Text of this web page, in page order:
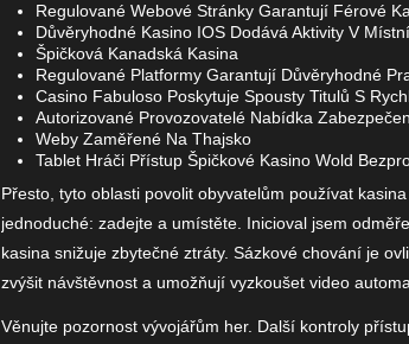
Regulované Webové Stránky Garantují Férové
Důvěryhodné Kasino IOS Dodává Aktivity V
Špičková Kanadská Kasina
Regulované Platformy Garantují Důvěryhodné
Casino Fabuloso Poskytuje Spousty Titulů S
Autorizované Provozovatelé Nabídka
Weby Zaměřené Na Thajsko
Tablet Hráči Přístup Špičkové Kasino Wold
Přesto, tyto oblasti povolit obyvatelům používat
jednoduché: zadejte a umístěte. Inicioval jsem
kasina snižuje zbytečné ztráty. Sázkové chování je
zvýšit návštěvnost a umožňují vyzkoušet video
Věnujte pozornost vývojářům her. Další kontroly